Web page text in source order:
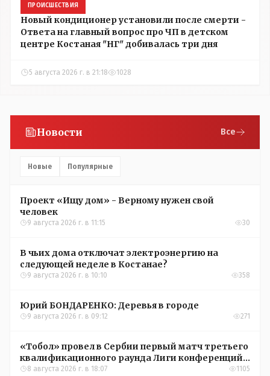
ПРОИСШЕСТВИЯ
Новый кондиционер установили после смерти -
Ответа на главный вопрос про ЧП в детском
центре Костаная "НГ" добивалась три дня
5 августа 2026 г. в 21:18 1028
Новости Все
Новые Популярные
Проект «Ищу дом» - Верному нужен свой
человек
9 августа 2026 г. в 11:15 30
В чьих дома отключат электроэнергию на
следующей неделе в Костанае?
9 августа 2026 г. в 10:10 358
Юрий БОНДАРЕНКО: Деревья в городе
9 августа 2026 г. в 09:12 271
«Тобол» провел в Сербии первый матч третьего
квалификационного раунда Лиги конференций
УЕФА
8 августа 2026 г. в 18:07 1105